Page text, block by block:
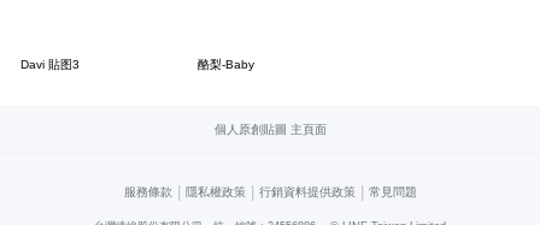
Davi 貼图3 酪梨-Baby
個人原創貼圖 主頁面
服務條款 | 隱私權政策 | 行銷資料提供政策 | 常見問題